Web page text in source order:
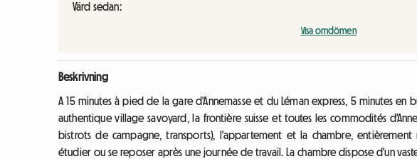
Värd sedan:
Visa omdömen
Beskrivning
A 15 minutes à pied de la gare d'Annemasse et du Léman express, 5 minutes en
authentique village savoyard, la frontière suisse et toutes les commodités
bistrots de campagne, transports), l'appartement et la chambre,
étudier ou se reposer après une journée de travail. La chambre dispose d'un